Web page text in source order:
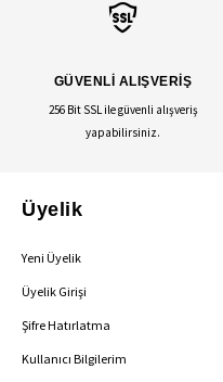
GÜVENLİ ALIŞVERİŞ
256 Bit SSL ile güvenli alışveriş
yapabilirsiniz.
Üyelik
Yeni Üyelik
Üyelik Girişi
Şifre Hatırlatma
Kullanıcı Bilgilerim